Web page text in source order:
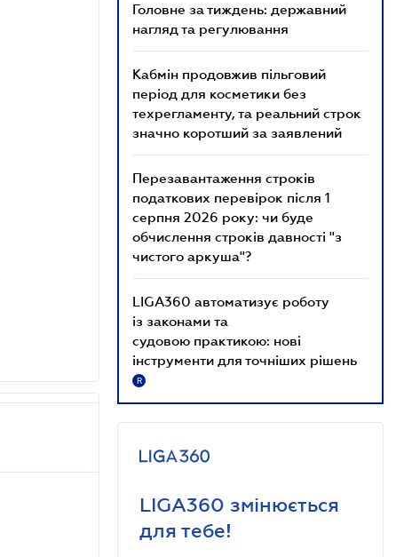
Головне за тиждень: державний
нагляд та регулювання
Кабмін продовжив пільговий
період для косметики без
техрегламенту, та реальний строк
значно коротший за заявлений
Перезавантаження строків
податкових перевірок після 1
серпня 2026 року: чи буде
обчислення строків давності "з
чистого аркуша"?
LIGA360 автоматизує роботу
із законами та
судовою практикою: нові
інструменти для точніших рішень
R
LIGA360 змінюється
для тебе!